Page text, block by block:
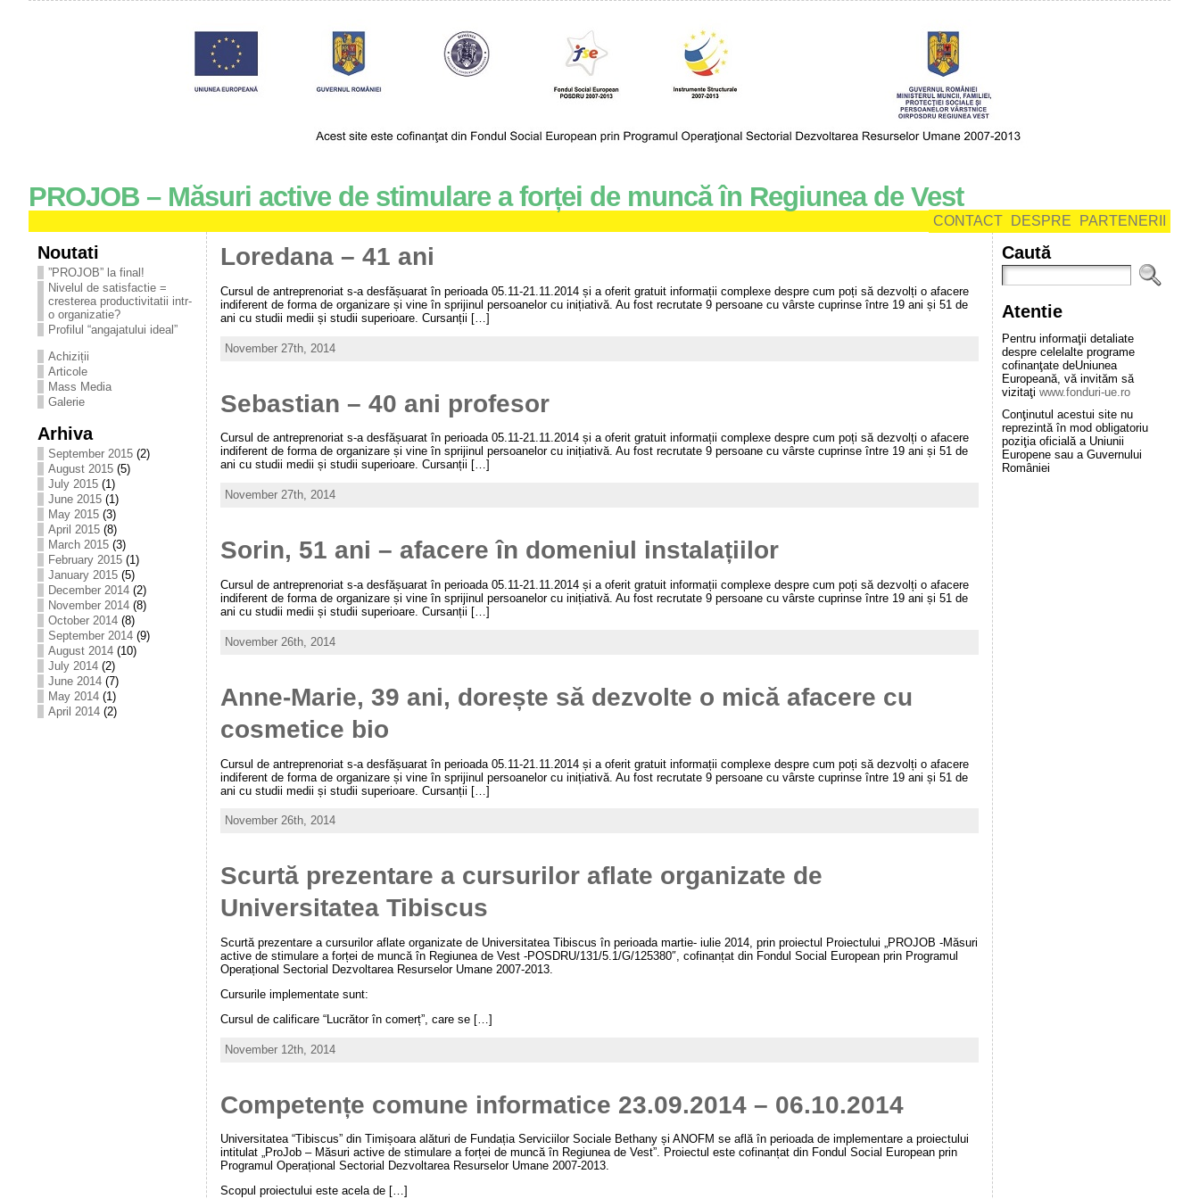
PROJOB – Măsuri active de stimulare a forței de muncă în Regiunea de Vest
PARTENERII
DESPRE
CONTACT
Noutati
”PROJOB” la final!
Nivelul de satisfactie =
cresterea productivitatii intr-
o organizatie?
Profilul “angajatului ideal”
Achiziții
Articole
Mass Media
Galerie
Arhiva
September 2015 (2)
August 2015 (5)
July 2015 (1)
June 2015 (1)
May 2015 (3)
April 2015 (8)
March 2015 (3)
February 2015 (1)
January 2015 (5)
December 2014 (2)
November 2014 (8)
October 2014 (8)
September 2014 (9)
August 2014 (10)
July 2014 (2)
June 2014 (7)
May 2014 (1)
April 2014 (2)
Loredana – 41 ani
Cursul de antreprenoriat s-a desfășuarat în perioada 05.11-21.11.2014 și a oferit gratuit informații complexe despre cum poți să dezvolți o afacere
indiferent de forma de organizare și vine în sprijinul persoanelor cu inițiativă. Au fost recrutate 9 persoane cu vârste cuprinse între 19 ani și 51 de
ani cu studii medii și studii superioare. Cursanții […]
November 27th, 2014
Sebastian – 40 ani profesor
Cursul de antreprenoriat s-a desfășuarat în perioada 05.11-21.11.2014 și a oferit gratuit informații complexe despre cum poți să dezvolți o afacere
indiferent de forma de organizare și vine în sprijinul persoanelor cu inițiativă. Au fost recrutate 9 persoane cu vârste cuprinse între 19 ani și 51 de
ani cu studii medii și studii superioare. Cursanții […]
November 27th, 2014
Sorin, 51 ani – afacere în domeniul instalațiilor
Cursul de antreprenoriat s-a desfășuarat în perioada 05.11-21.11.2014 și a oferit gratuit informații complexe despre cum poți să dezvolți o afacere
indiferent de forma de organizare și vine în sprijinul persoanelor cu inițiativă. Au fost recrutate 9 persoane cu vârste cuprinse între 19 ani și 51 de
ani cu studii medii și studii superioare. Cursanții […]
November 26th, 2014
Anne-Marie, 39 ani, dorește să dezvolte o mică afacere cu
cosmetice bio
Cursul de antreprenoriat s-a desfășuarat în perioada 05.11-21.11.2014 și a oferit gratuit informații complexe despre cum poți să dezvolți o afacere
indiferent de forma de organizare și vine în sprijinul persoanelor cu inițiativă. Au fost recrutate 9 persoane cu vârste cuprinse între 19 ani și 51 de
ani cu studii medii și studii superioare. Cursanții […]
November 26th, 2014
Scurtă prezentare a cursurilor aflate organizate de
Universitatea Tibiscus
Scurtă prezentare a cursurilor aflate organizate de Universitatea Tibiscus în perioada martie- iulie 2014, prin proiectul Proiectului „PROJOB -Măsuri
active de stimulare a forței de muncă în Regiunea de Vest -POSDRU/131/5.1/G/125380″, cofinanțat din Fondul Social European prin Programul
Operațional Sectorial Dezvoltarea Resurselor Umane 2007-2013.
Cursurile implementate sunt:
Cursul de calificare “Lucrător în comerț”, care se […]
November 12th, 2014
Competențe comune informatice 23.09.2014 – 06.10.2014
Universitatea “Tibiscus” din Timișoara alături de Fundația Serviciilor Sociale Bethany și ANOFM se află în perioada de implementare a proiectului
intitulat „ProJob – Măsuri active de stimulare a forței de muncă în Regiunea de Vest”. Proiectul este cofinanțat din Fondul Social European prin
Programul Operațional Sectorial Dezvoltarea Resurselor Umane 2007-2013.
Scopul proiectului este acela de […]
Caută
Atentie
Pentru informaţii detaliate
despre celelalte programe
cofinanţate deUniunea
Europeană, vă invităm să
vizitaţi www.fonduri-ue.ro
Conţinutul acestui site nu
reprezintă în mod obligatoriu
poziţia oficială a Uniunii
Europene sau a Guvernului
României